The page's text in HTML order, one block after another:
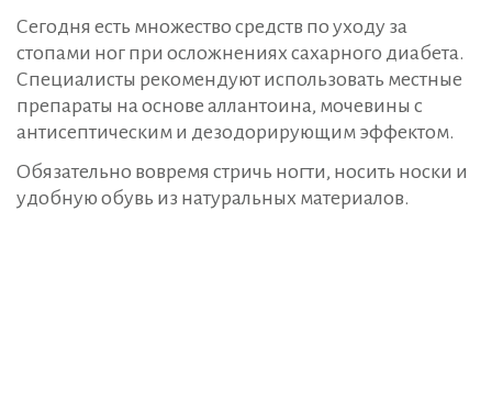
Сегодня есть множество средств по уходу за
стопами ног при осложнениях сахарного диабета.
Специалисты рекомендуют использовать местные
препараты на основе аллантоина, мочевины с
антисептическим и дезодорирующим эффектом.
Обязательно вовремя стричь ногти, носить носки и
удобную обувь из натуральных материалов.